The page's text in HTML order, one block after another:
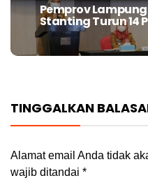
Next
post:
Pemprov
Stanting Turun 14
TINGGALKAN
Alamat email Anda tidak
wajib ditandai *